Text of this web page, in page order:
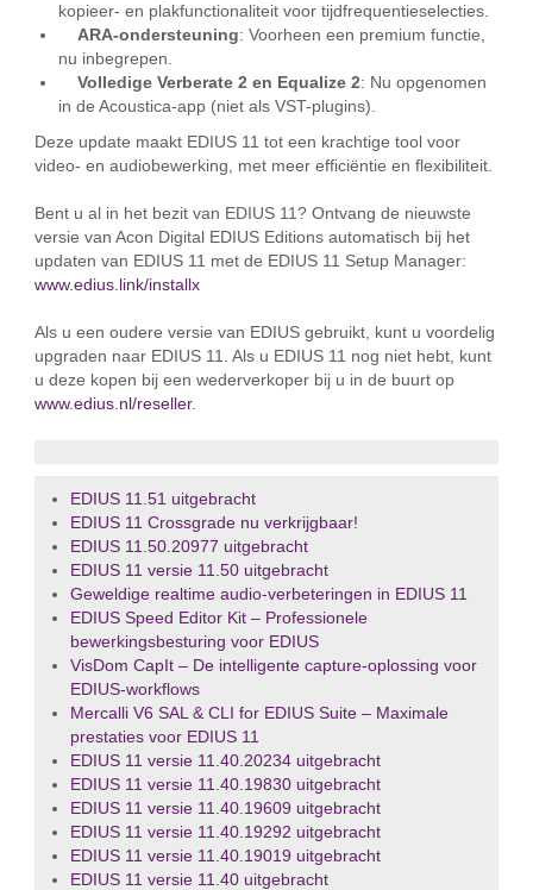
kopieer- en plakfunctionaliteit voor tijdfrequentieselecties.
ARA-ondersteuning: Voorheen een premium functie,
nu inbegrepen.
Volledige Verberate 2 en Equalize 2: Nu opgenomen
in de Acoustica-app (niet als VST-plugins).
Deze update maakt EDIUS 11 tot een krachtige tool voor
video- en audiobewerking, met meer efficiëntie en flexibiliteit.
Bent u al in het bezit van EDIUS 11? Ontvang de nieuwste
versie van Acon Digital EDIUS Editions automatisch bij het
updaten van EDIUS 11 met de EDIUS 11 Setup Manager:
www.edius.link/installx
Als u een oudere versie van EDIUS gebruikt, kunt u voordelig
upgraden naar EDIUS 11. Als u EDIUS 11 nog niet hebt, kunt
u deze kopen bij een wederverkoper bij u in de buurt op
www.edius.nl/reseller.
EDIUS 11.51 uitgebracht
EDIUS 11 Crossgrade nu verkrijgbaar!
EDIUS 11.50.20977 uitgebracht
EDIUS 11 versie 11.50 uitgebracht
Geweldige realtime audio‑verbeteringen in EDIUS 11
EDIUS Speed Editor Kit – Professionele
bewerkingsbesturing voor EDIUS
VisDom CapIt – De intelligente capture‑oplossing voor
EDIUS‑workflows
Mercalli V6 SAL & CLI for EDIUS Suite – Maximale
prestaties voor EDIUS 11
EDIUS 11 versie 11.40.20234 uitgebracht
EDIUS 11 versie 11.40.19830 uitgebracht
EDIUS 11 versie 11.40.19609 uitgebracht
EDIUS 11 versie 11.40.19292 uitgebracht
EDIUS 11 versie 11.40.19019 uitgebracht
EDIUS 11 versie 11.40 uitgebracht